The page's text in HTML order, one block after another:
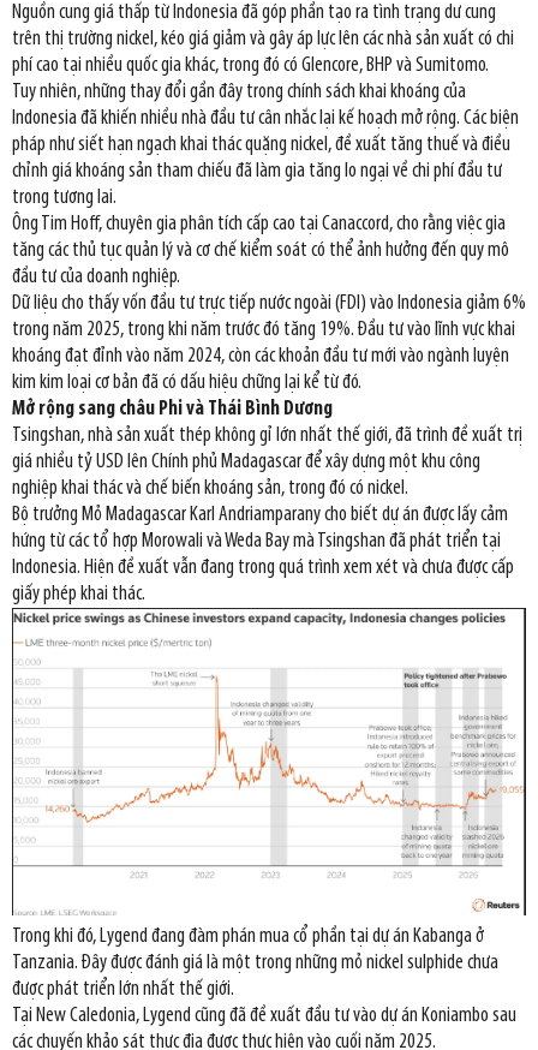
Nguồn cung giá thấp từ Indonesia đã góp phần tạo ra tình trạng dư cung
trên thị trường nickel, kéo giá giảm và gây áp lực lên các nhà sản xuất có chi
phí cao tại nhiều quốc gia khác, trong đó có Glencore, BHP và Sumitomo.
Tuy nhiên, những thay đổi gần đây trong chính sách khai khoáng của
Indonesia đã khiến nhiều nhà đầu tư cân nhắc lại kế hoạch mở rộng. Các biện
pháp như siết hạn ngạch khai thác quặng nickel, đề xuất tăng thuế và điều
chỉnh giá khoáng sản tham chiếu đã làm gia tăng lo ngại về chi phí đầu tư
trong tương lai.
Ông Tim Hoff, chuyên gia phân tích cấp cao tại Canaccord, cho rằng việc gia
tăng các thủ tục quản lý và cơ chế kiểm soát có thể ảnh hưởng đến quy mô
đầu tư của doanh nghiệp.
Dữ liệu cho thấy vốn đầu tư trực tiếp nước ngoài (FDI) vào Indonesia giảm 6%
trong năm 2025, trong khi năm trước đó tăng 19%. Đầu tư vào lĩnh vực khai
khoáng đạt đỉnh vào năm 2024, còn các khoản đầu tư mới vào ngành luyện
kim kim loại cơ bản đã có dấu hiệu chững lại kể từ đó.
Mở rộng sang châu Phi và Thái Bình Dương
Tsingshan, nhà sản xuất thép không gỉ lớn nhất thế giới, đã trình đề xuất trị
giá nhiều tỷ USD lên Chính phủ Madagascar để xây dựng một khu công
nghiệp khai thác và chế biến khoáng sản, trong đó có nickel.
Bộ trưởng Mỏ Madagascar Karl Andriamparany cho biết dự án được lấy cảm
hứng từ các tổ hợp Morowali và Weda Bay mà Tsingshan đã phát triển tại
Indonesia. Hiện đề xuất vẫn đang trong quá trình xem xét và chưa được cấp
giấy phép khai thác.
Trong khi đó, Lygend đang đàm phán mua cổ phần tại dự án Kabanga ở
Tanzania. Đây được đánh giá là một trong những mỏ nickel sulphide chưa
được phát triển lớn nhất thế giới.
Tại New Caledonia, Lygend cũng đã đề xuất đầu tư vào dự án Koniambo sau
các chuyến khảo sát thực địa được thực hiện vào cuối năm 2025.